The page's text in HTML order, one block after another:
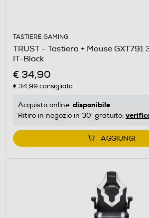
TASTIERE GAMING
TRUST - Tastiera + Mouse GXT791
IT-Black
€ 34,90
€ 34,99 consigliato
Acquisto online: disponibile
Ritiro in negozio in 30' gratuito:
AGGIUNGI